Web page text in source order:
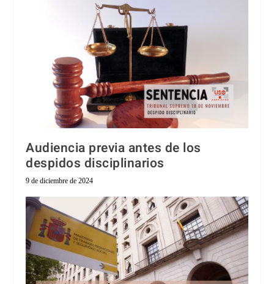
Audiencia previa antes de los
despidos disciplinarios
9 de diciembre de 2024